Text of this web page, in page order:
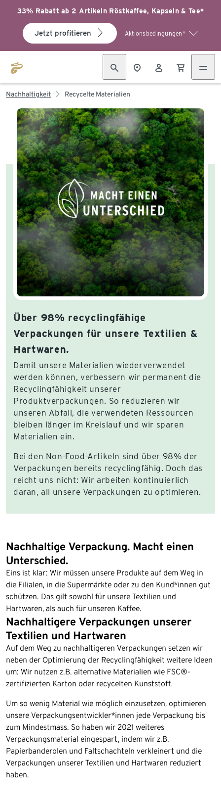
33% Rabatt ab 2 Artikeln Röstkaffee, Kapseln & Tee*
Jetzt profitieren Aktionsbedingungen*
Nachhaltigkeit Recycelte Materialien
Über 98% recyclingfähige
Verpackungen für unsere Textilien &
Hartwaren.
Damit unsere Materialien wiederverwendet
werden können, verbessern wir permanent die
Recyclingfähigkeit unserer
Produktverpackungen. So reduzieren wir
unseren Abfall, die verwendeten Ressourcen
bleiben länger im Kreislauf und wir sparen
Materialien ein.
Bei den Non-Food-Artikeln sind über 98% der
Verpackungen bereits recyclingfähig. Doch das
reicht uns nicht: Wir arbeiten kontinuierlich
daran, all unsere Verpackungen zu optimieren.
Nachhaltige Verpackung. Macht einen
Unterschied.
Eins ist klar: Wir müssen unsere Produkte auf dem Weg in
die Filialen, in die Supermärkte oder zu den Kund*innen gut
schützen. Das gilt sowohl für unsere Textilien und
Hartwaren, als auch für unseren Kaffee.
Nachhaltigere Verpackungen unserer
Textilien und Hartwaren
Auf dem Weg zu nachhaltigeren Verpackungen setzen wir
neben der Optimierung der Recyclingfähigkeit weitere Ideen
um: Wir nutzen z.B. alternative Materialien wie FSC®-
zertifizierten Karton oder recycelten Kunststoff.
Um so wenig Material wie möglich einzusetzen, optimieren
unsere Verpackungsentwickler*innen jede Verpackung bis
zum Mindestmass. So haben wir 2021 weiteres
Verpackungsmaterial eingespart, indem wir z.B.
Papierbanderolen und Faltschachteln verkleinert und die
Verpackungen unserer Textilien und Hartwaren reduziert
haben.